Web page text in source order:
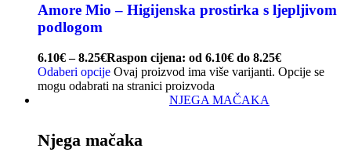
Amore Mio – Higijenska prostirka s ljepljivom
podlogom
6.10€ – 8.25€Raspon cijena: od 6.10€ do 8.25€
Odaberi opcije Ovaj proizvod ima više varijanti. Opcije se
mogu odabrati na stranici proizvoda
NJEGA MAČAKA
Njega mačaka